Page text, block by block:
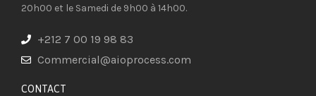
20h00 et le Samedi de 9h00 à 14h00.
+212 7 00 19 98 83
Commercial@aioprocess.com
CONTACT​